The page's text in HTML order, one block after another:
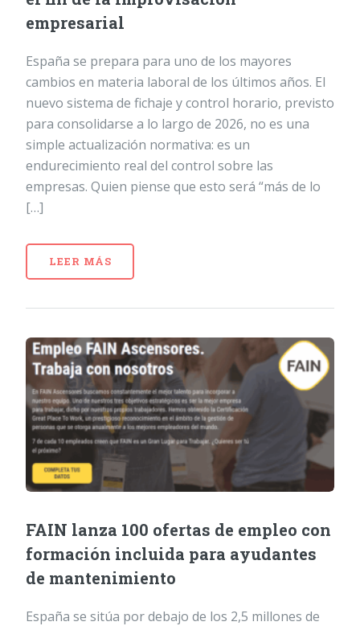
empresarial
España se prepara para uno de los mayores
cambios en materia laboral de los últimos años. El
nuevo sistema de fichaje y control horario, previsto
para consolidarse a lo largo de 2026, no es una
simple actualización normativa: es un
endurecimiento real del control sobre las
empresas. Quien piense que esto será “más de lo
[…]
LEER MÁS
FAIN lanza 100 ofertas de empleo con
formación incluida para ayudantes
de mantenimiento
España se sitúa por debajo de los 2,5 millones de